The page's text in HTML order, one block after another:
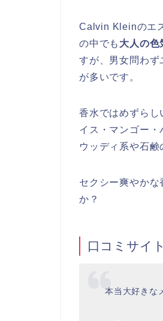
Calvin Kleinのエ
の中でも 大人の色
すが、男女問わず
が多いです。
香水ではめずらし
イス・マンゴー
ウッディ系や石鹸
セクシー爽やか
か？
口コミサイ
本当大好きな